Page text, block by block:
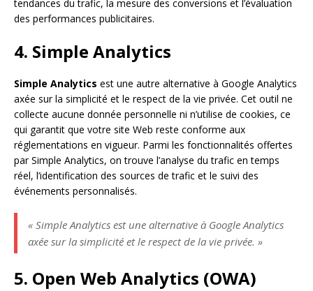
tendances du trafic, la mesure des conversions et l’évaluation
des performances publicitaires.
4. Simple Analytics
Simple Analytics est une autre alternative à Google Analytics
axée sur la simplicité et le respect de la vie privée. Cet outil ne
collecte aucune donnée personnelle ni n’utilise de cookies, ce
qui garantit que votre site Web reste conforme aux
réglementations en vigueur. Parmi les fonctionnalités offertes
par Simple Analytics, on trouve l’analyse du trafic en temps
réel, l’identification des sources de trafic et le suivi des
événements personnalisés.
« Simple Analytics est une alternative à Google Analytics
axée sur la simplicité et le respect de la vie privée. »
5. Open Web Analytics (OWA)